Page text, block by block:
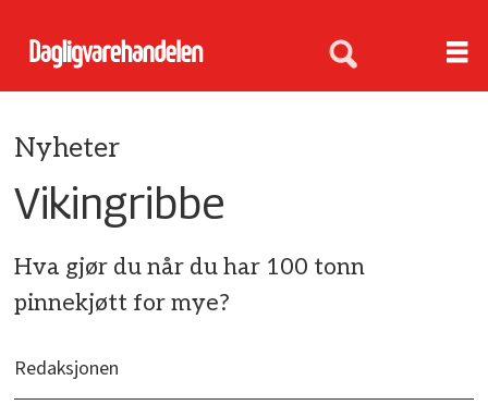
Nyheter
Vikingribbe
Hva gjør du når du har 100 tonn
pinnekjøtt for mye?
Redaksjonen